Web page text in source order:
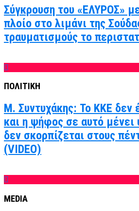
Σύγκρουση του «ΕΛΥΡΟΣ»
πλοίο στο λιμάνι της
τραυματισμούς το
ΠΟΛΙΤΙΚΗ
Μ. Συντυχάκης: Το ΚΚΕ δεν
και η ψήφος σε αυτό μένει
δεν σκορπίζεται στους
(VIDEO)
MEDIA